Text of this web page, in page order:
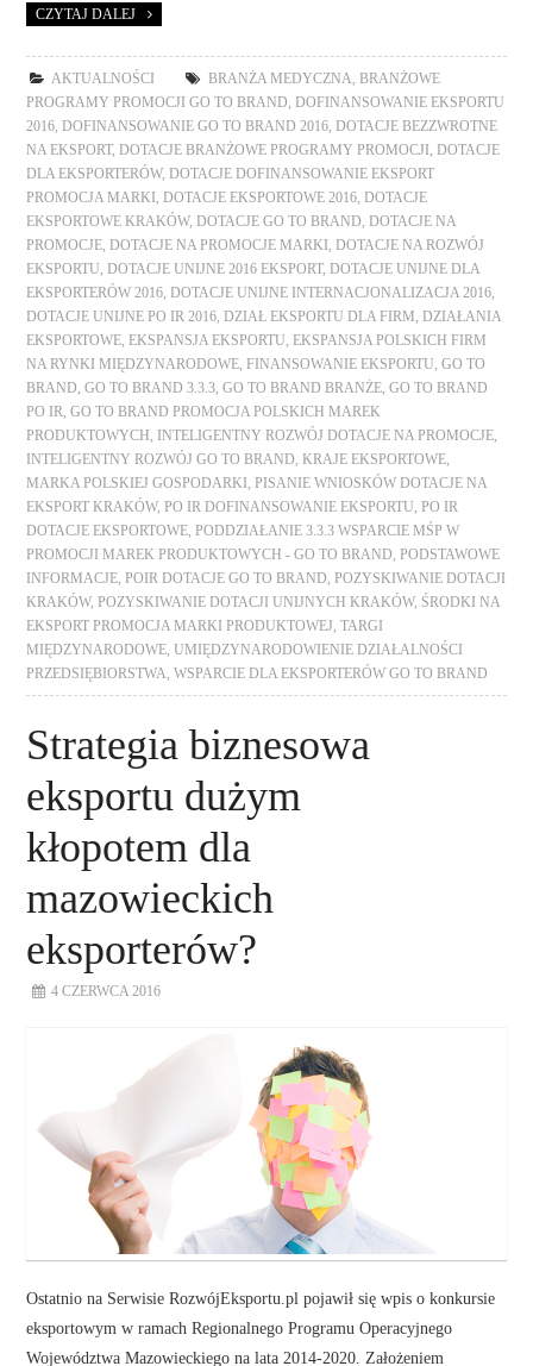
CZYTAJ DALEJ
AKTUALNOŚCI BRANŻA MEDYCZNA
BRANŻOWE
PROGRAMY PROMOCJI GO TO BRAND
DOFINANSOWANIE EKSPORTU
2016
DOFINANSOWANIE GO TO BRAND 2016
DOTACJE BEZZWROTNE
NA EKSPORT, DOTACJE BRANŻOWE PROGRAMY PROMOCJI
DOTACJE
DLA EKSPORTERÓW,
DOTACJE DOFINANSOWANIE EKSPORT
PROMOCJA MARKI
DOTACJE EKSPORTOWE 2016
DOTACJE
EKSPORTOWE KRAKÓW, DOTACJE GO TO BRAND
DOTACJE NA
PROMOCJE
DOTACJE NA PROMOCJE MARKI
DOTACJE NA ROZWÓJ
EKSPORTU
DOTACJE UNIJNE 2016 EKSPORT,
DOTACJE UNIJNE DLA
EKSPORTERÓW 2016
DOTACJE UNIJNE INTERNACJONALIZACJA 2016
DOTACJE UNIJNE PO IR 2016
DZIAŁ EKSPORTU DLA FIRM
DZIAŁANIA
EKSPORTOWE
EKSPANSJA EKSPORTU
EKSPANSJA POLSKICH FIRM
NA RYNKI MIĘDZYNARODOWE
FINANSOWANIE EKSPORTU ,GO TO
BRAND ,GO TO BRAND 3.3.3 ,GO TO BRAND BRANŻE ,GO TO BRAND
PO IR ,GO TO BRAND PROMOCJA POLSKICH MAREK
PRODUKTOWYCH
INTELIGENTNY ROZWÓJ DOTACJE NA PROMOCJE
INTELIGENTNY ROZWÓJ GO TO BRAND
KRAJE EKSPORTOWE
MARKA POLSKIEJ GOSPODARKI
PISANIE WNIOSKÓW DOTACJE NA
EKSPORT KRAKÓW, PO IR DOFINANSOWANIE EKSPORTU
PO IR
DOTACJE EKSPORTOWE
PODDZIAŁANIE 3.3.3 WSPARCIE MŚP W
PROMOCJI MAREK PRODUKTOWYCH - GO TO BRAND
PODSTAWOWE
INFORMACJE
POIR DOTACJE GO TO BRAND
POZYSKIWANIE DOTACJI
KRAKÓW, POZYSKIWANIE DOTACJI UNIJNYCH KRAKÓW, ŚRODKI NA
EKSPORT PROMOCJA MARKI PRODUKTOWEJ ,TARGI
MIĘDZYNARODOWE UMIĘDZYNARODOWIENIE DZIAŁALNOŚCI
PRZEDSIĘBIORSTWA
WSPARCIE DLA EKSPORTERÓW GO TO BRAND
Strategia biznesowa
eksportu dużym
kłopotem dla
mazowieckich
eksporterów?
4 CZERWCA 2016
Ostatnio na Serwisie RozwójEksportu.pl pojawił się wpis o konkursie
eksportowym w ramach Regionalnego Programu Operacyjnego
Województwa Mazowieckiego na lata 2014-2020. Założeniem